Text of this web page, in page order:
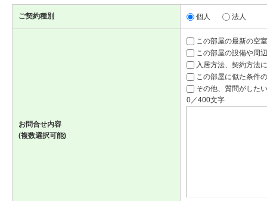
ご契約種別 個人 法人
お問合せ内容
(複数選択可能)
この部屋の最新の空
この部屋の設備や周
入居方法、契約方法
この部屋に似た条件
その他、質問がした
0／400文字